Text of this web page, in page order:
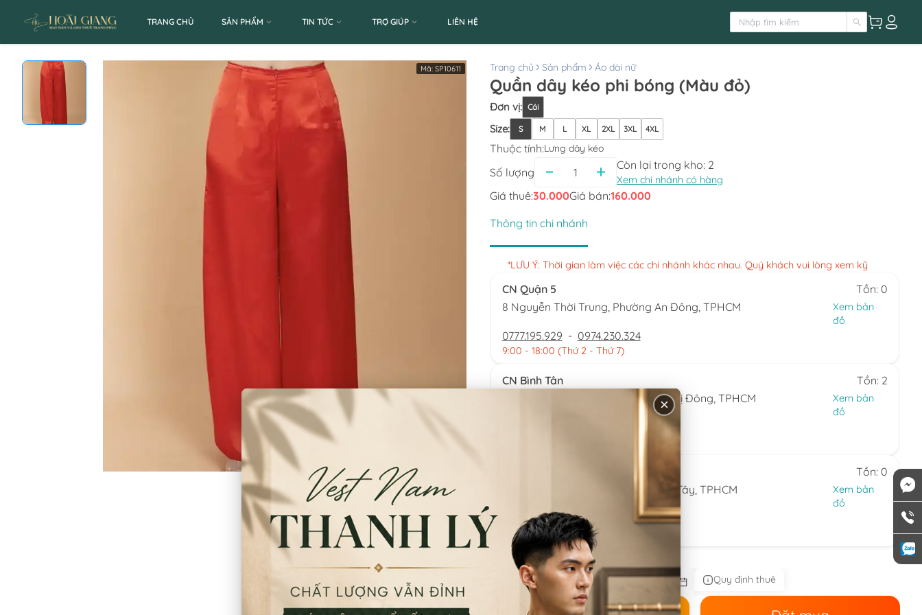
TRANG CHỦ SẢN PHẨM TIN TỨC TRỢ GIÚP LIÊN HỆ
Mã: SP10611 Trang chủ Sản phẩm Áo dài nữ
Quần dây kéo phi bóng (Màu đỏ)
Đơn vị: Cái
Size: S M L XL 2XL 3XL 4XL
Thuộc tính:Lưng dây kéo
Số lượng
Còn lại trong kho: 2
Xem chi nhánh có hàng
Giá thuê:30.000Giá bán:160.000
Thông tin chi nhánh
*LƯU Ý: Thời gian làm việc các chi nhánh khác nhau. Quý khách vui lòng xem kỹ
CN Quận 5
Tồn: 0
8 Nguyễn Thời Trung, Phường An Đông, TPHCM
Xem bản
đồ
0777.195.929 - 0974.230.324
9:00 - 18:00 (Thứ 2 - Thứ 7)
CN Bình Tân
Tồn: 2
759/3A Hương Lộ 2, Phường Bình Trị Đông, TPHCM
Xem bản
đồ
Tồn: 0
58/6 Tân Cảng, Phường Thạnh Mỹ Tây, TPHCM
Xem bản
đồ
086.7474.247 - 086.8644.086
9:00 - 18:00 (Thứ 2 - Chủ nhật)
Quy định thuê
×